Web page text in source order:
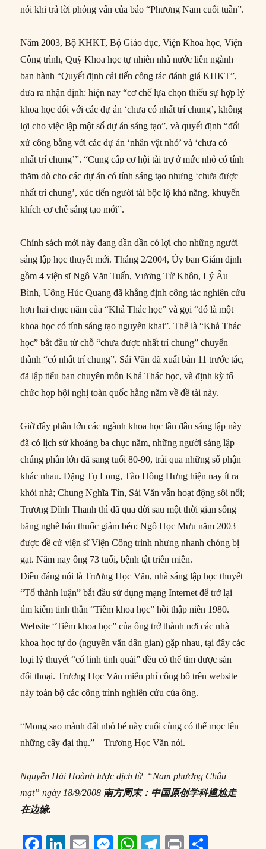
nói khi trả lời phỏng vấn của báo “Phương Nam cuối tuần”.
Năm 2003, Bộ KHKT, Bộ Giáo dục, Viện Khoa học, Viện
Công trình, Quỹ Khoa học tự nhiên nhà nước liên ngành
ban hành “Quyết định cải tiến công tác đánh giá KHKT”,
đưa ra nhận định: hiện nay “cơ chế lựa chọn thiếu sự hợp lý
khoa học đối với các dự án ‘chưa có nhất trí chung’, không
lợi cho việc lập một số dự án sáng tạo”, và quyết định “đối
xử công bằng với các dự án ‘nhân vật nhỏ’ và ‘chưa có
nhất trí chung’”. “Cung cấp cơ hội tài trợ ở mức nhỏ có tính
thăm dò cho các dự án có tính sáng tạo nhưng ‘chưa được
nhất trí chung’, xúc tiến người tài bộc lộ khả năng, khuyến
khích cơ chế sáng tạo mới”.
Chính sách mới này đang dần dần có lợi cho những người
sáng lập học thuyết mới. Tháng 2/2004, Ủy ban Giám định
gồm 4 viện sĩ Ngô Văn Tuấn, Vương Tử Khôn, Lý Ấu
Bình, Uông Húc Quang đã khẳng định công tác nghiên cứu
hơn hai chục năm của “Khả Thác học” và gọi “đó là một
khoa học có tính sáng tạo nguyên khai”. Thế là “Khả Thác
học” bắt đầu từ chỗ “chưa được nhất trí chung” chuyển
thành “có nhất trí chung”. Sái Văn đã xuất bản 11 trước tác,
đã lập tiểu ban chuyên môn Khả Thác học, và định kỳ tổ
chức họp hội nghị toàn quốc hằng năm về đề tài này.
Giờ đây phần lớn các ngành khoa học lần đầu sáng lập này
đã có lịch sử khoảng ba chục năm, những người sáng lập
chúng phần lớn đã sang tuổi 80-90, trải qua những số phận
khác nhau. Đặng Tụ Long, Tào Hồng Hưng hiện nay ít ra
khỏi nhà; Chung Nghĩa Tín, Sái Văn vẫn hoạt động sôi nổi;
Trương Dĩnh Thanh thì đã qua đời sau một thời gian sống
bằng nghề bán thuốc giảm béo; Ngô Học Mưu năm 2003
được đề cử viện sĩ Viện Công trình nhưng nhanh chóng bị
gạt. Năm nay ông 73 tuổi, bệnh tật triền miên.
Điều đáng nói là Trương Học Văn, nhà sáng lập học thuyết
“Tổ thành luận” bắt đầu sử dụng mạng Internet để trở lại
tìm kiếm tinh thần “Tiềm khoa học” hồi thập niên 1980.
Website “Tiềm khoa học” của ông trở thành nơi các nhà
khoa học tự do (nguyên văn dân gian) gặp nhau, tại đây các
loại lý thuyết “cổ linh tinh quái” đều có thể tìm được sàn
đối thoại. Trương Học Văn miễn phí công bố trên website
này toàn bộ các công trình nghiên cứu của ông.
“Mong sao mảnh đất nhỏ bé này cuối cùng có thể mọc lên
những cây đại thụ.” – Trương Học Văn nói.
Nguyễn Hải Hoành lược dịch từ “Nam phương Châu
mạt” ngày 18/9/2008 南方周末：中国原创学科尴尬走
在边缘.